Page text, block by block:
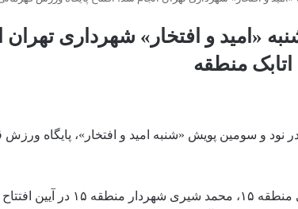
«امید و افتخار» شهرداری تهران
منطقه
گفت: مفتخریم در نود و سومین پویش «شنبه‌ امید و افتخار»،
🔸به گزارش روابط عمومی